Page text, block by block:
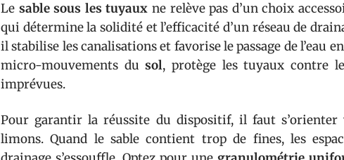
Le sable sous les tuyaux ne relève pas d’un choix
qui détermine la solidité et l’efficacité d’un réseau de
il stabilise les canalisations et favorise le passage de l’eau
micro-mouvements dusol, protège les tuyaux contre
imprévues.
Pour garantir la réussite du dispositif, il faut
limons. Quand le sable contient trop de fines, les